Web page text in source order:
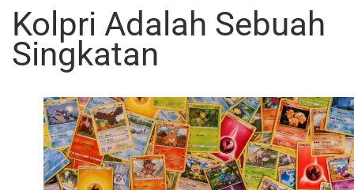
Kolpri Adalah Sebuah
Singkatan